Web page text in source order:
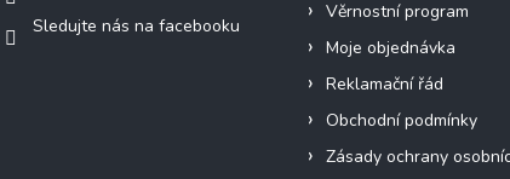
Sledujte nás na facebooku
Věrnostní program
Moje objednávka
Reklamační řád
Obchodní podmínky
Zásady ochrany